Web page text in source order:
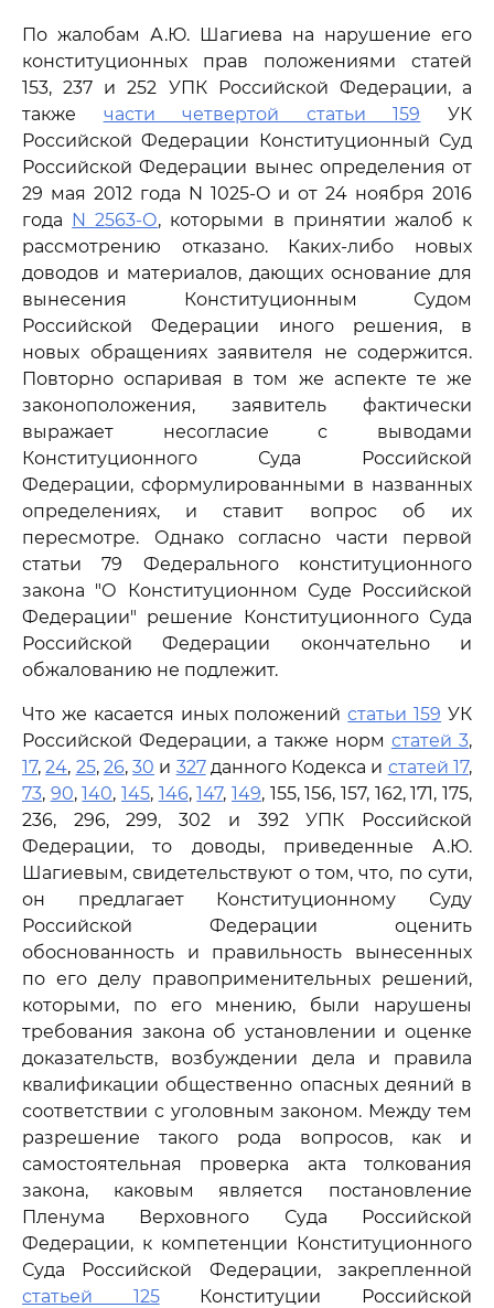
По жалобам А.Ю. Шагиева на нарушение его
конституционных прав положениями статей
153, 237 и 252 УПК Российской Федерации, а
также части четвертой статьи 159 УК
Российской Федерации Конституционный Суд
Российской Федерации вынес определения от
29 мая 2012 года N 1025-О и от 24 ноября 2016
года N 2563-О, которыми в принятии жалоб к
рассмотрению отказано. Каких-либо новых
доводов и материалов, дающих основание для
вынесения Конституционным Судом
Российской Федерации иного решения, в
новых обращениях заявителя не содержится.
Повторно оспаривая в том же аспекте те же
законоположения, заявитель фактически
выражает несогласие с выводами
Конституционного Суда Российской
Федерации, сформулированными в названных
определениях, и ставит вопрос об их
пересмотре. Однако согласно части первой
статьи 79 Федерального конституционного
закона "О Конституционном Суде Российской
Федерации" решение Конституционного Суда
Российской Федерации окончательно и
обжалованию не подлежит.
Что же касается иных положенийстатьи 159 УК
Российской Федерации, а также норм статей 3,
17,24, 25, 26,30 и 327данного Кодекса и статей 17,
73, 90,140,145, 146,147,149, 155, 156, 157, 162, 171, 175,
236, 296, 299, 302 и 392 УПК Российской
Федерации, то доводы, приведенные А.Ю.
Шагиевым, свидетельствуют о том, что, по сути,
он предлагает Конституционному Суду
Российской Федерации оценить
обоснованность и правильность вынесенных
по его делу правоприменительных решений,
которыми, по его мнению, были нарушены
требования закона об установлении и оценке
доказательств, возбуждении дела и правила
квалификации общественно опасных деяний в
соответствии с уголовным законом. Между тем
разрешение такого рода вопросов, как и
самостоятельная проверка акта толкования
закона, каковым является постановление
Пленума Верховного Суда Российской
Федерации, к компетенции Конституционного
Суда Российской Федерации, закрепленной
статьей 125Конституции Российской